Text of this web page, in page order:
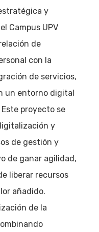
y
Campus UPV
de
con la
de servicios,
un entorno digital
proyecto se
y
de gestión y
de ganar agilidad,
liberar recursos
añadido.
de la